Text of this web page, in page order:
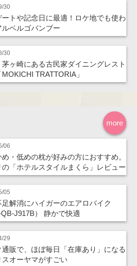
30
ートや記念日に最適！ロケ地でも使わ
ルベルゴバンブー
30
茅ヶ崎にある古民家ダイニングレスト
TRATTORIA」
more
06
・低めの枕が好みの方におすすめ。
の「ホテルスタイルまくら」レビュー
05
足解消にハイガーのエアロバイク
QB-J917B） 静かで快適
29
通販で、ほぼ毎日「在庫あり」になる
スオーヤマがすごい